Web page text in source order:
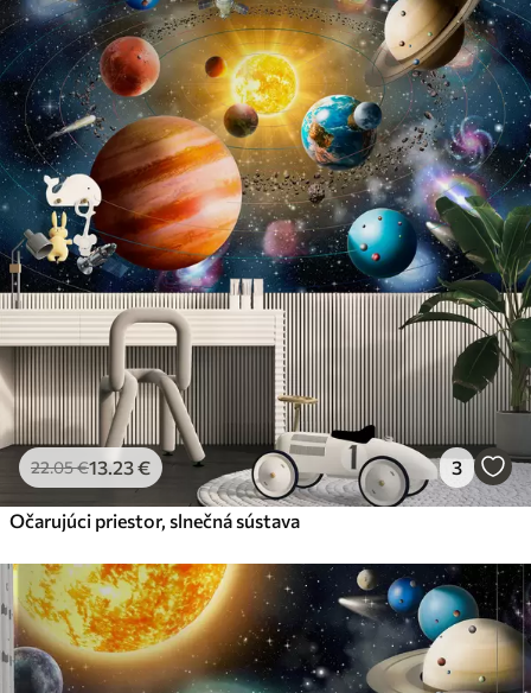
22.05€13.23€ 3
Očarujúci priestor, slnečná sústava